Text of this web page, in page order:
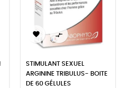
 
STIMULANT SEXUEL
ARGININE TRIBULUS- BOITE
DE 60 GÉLULES